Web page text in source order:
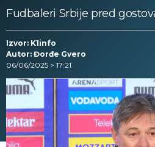
Fudbaleri Srbije pred
Izvor: K1info
Autor: Đorđe Gvero
06/06/2025 > 17:21